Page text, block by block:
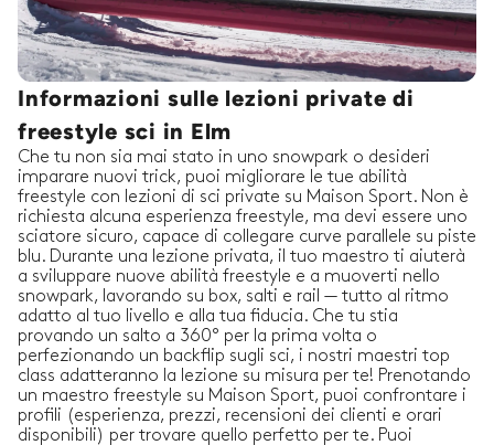
Informazioni sulle lezioni private di
freestyle sci in Elm
Che tu non sia mai stato in uno snowpark o desideri
imparare nuovi trick, puoi migliorare le tue abilità
freestyle con lezioni di sci private su Maison Sport. Non è
richiesta alcuna esperienza freestyle, ma devi essere uno
sciatore sicuro, capace di collegare curve parallele su piste
blu. Durante una lezione privata, il tuo maestro ti aiuterà
a sviluppare nuove abilità freestyle e a muoverti nello
snowpark, lavorando su box, salti e rail — tutto al ritmo
adatto al tuo livello e alla tua fiducia. Che tu stia
provando un salto a 360° per la prima volta o
perfezionando un backflip sugli sci, i nostri maestri top
class adatteranno la lezione su misura per te! Prenotando
un maestro freestyle su Maison Sport, puoi confrontare i
profili (esperienza, prezzi, recensioni dei clienti e orari
disponibili) per trovare quello perfetto per te. Puoi